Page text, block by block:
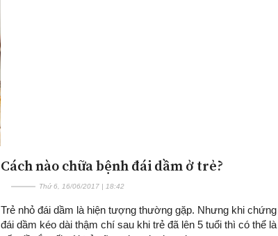
Cách nào chữa bệnh đái dầm ở trẻ?
Thứ 6, 16/06/2017 | 18:42
Trẻ nhỏ đái dầm là hiện tượng thường gặp. Nhưng khi chứng
đái dầm kéo dài thậm chí sau khi trẻ đã lên 5 tuổi thì có thể là